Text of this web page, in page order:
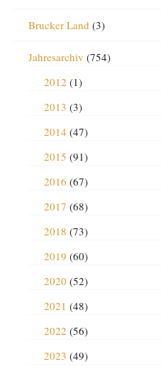
Brucker Land (3)
Jahresarchiv (754)
2012 (1)
2013 (3)
2014 (47)
2015 (91)
2016 (67)
2017 (68)
2018 (73)
2019 (60)
2020 (52)
2021 (48)
2022 (56)
2023 (49)